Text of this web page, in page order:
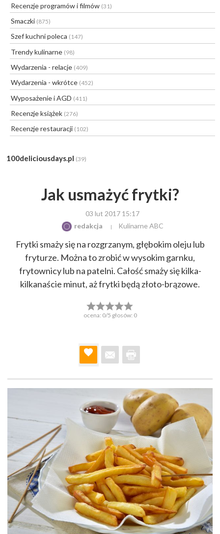
Recenzje programów i filmów (31)
Smaczki (875)
Szef kuchni poleca (147)
Trendy kulinarne (98)
Wydarzenia - relacje (409)
Wydarzenia - wkrótce (452)
Wyposażenie i AGD (411)
Recenzje książek (276)
Recenzje restauracji (102)
100deliciousdays.pl (39)
Jak usmażyć frytki?
03 lut 2017 15:17
redakcja
Kulinarne ABC
Frytki smaży się na rozgrzanym, głębokim oleju lub
fryturze. Można to zrobić w wysokim garnku,
frytownicy lub na patelni. Całość smaży się kilka-
kilkanaście minut, aż frytki będą złoto-brązowe.
ocena: 0/5 głosów: 0